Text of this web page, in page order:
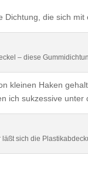
die sich
– diese
kleinen Haken
ich sukzessive
sich die